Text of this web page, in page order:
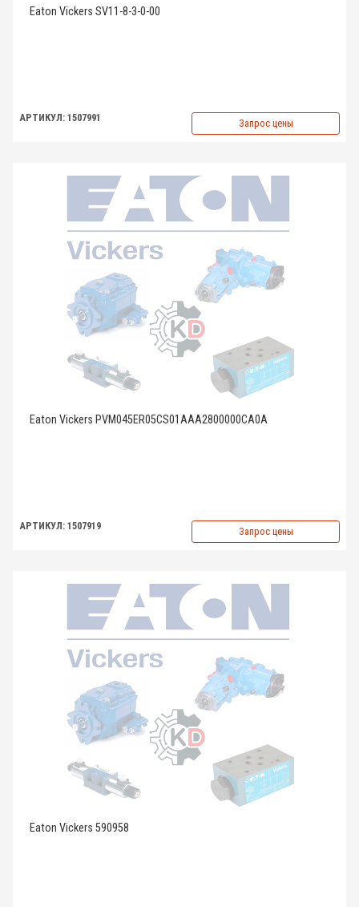
Eaton Vickers SV11-8-3-0-00
АРТИКУЛ: 1507991 Запрос цены
Eaton Vickers PVM045ER05CS01AAA2800000CA0A
АРТИКУЛ: 1507919 Запрос цены
Eaton Vickers 590958